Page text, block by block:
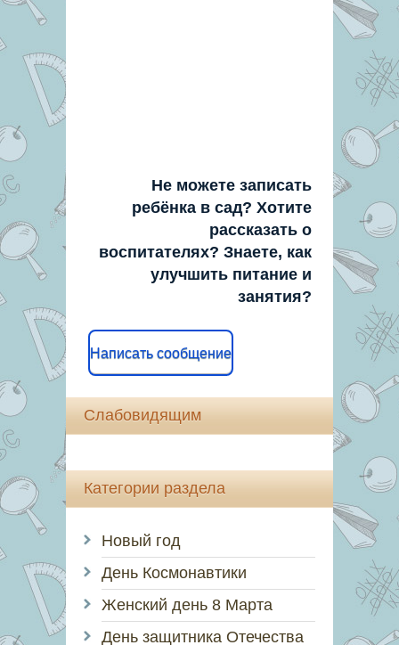
Не можете записать
ребёнка в сад? Хотите
рассказать о
воспитателях? Знаете, как
улучшить питание и
занятия?
Написать сообщение
Слабовидящим
Категории раздела
Новый год
День Космонавтики
Женский день 8 Марта
День защитника Отечества